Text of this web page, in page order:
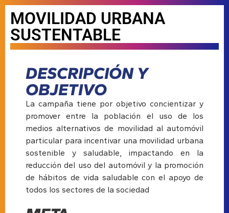
MOVILIDAD URBANA
SUSTENTABLE
DESCRIPCIÓN Y
OBJETIVO
La campaña tiene por objetivo concientizar y
promover entre la población el uso de los
medios alternativos de movilidad al automóvil
particular para incentivar una movilidad urbana
sostenible y saludable, impactando en la
reducción del uso del automóvil y la promoción
de hábitos de vida saludable con el apoyo de
todos los sectores de la sociedad